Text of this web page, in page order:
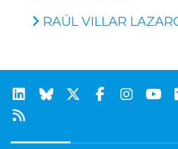
RAÚL VILLAR